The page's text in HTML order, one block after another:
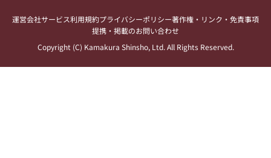
運営会社サービス利用規約プライバシーポリシー著作権・リンク・免責事項
提携・掲載のお問い合わせ
Copyright (C) Kamakura Shinsho, Ltd. All Rights Reserved.